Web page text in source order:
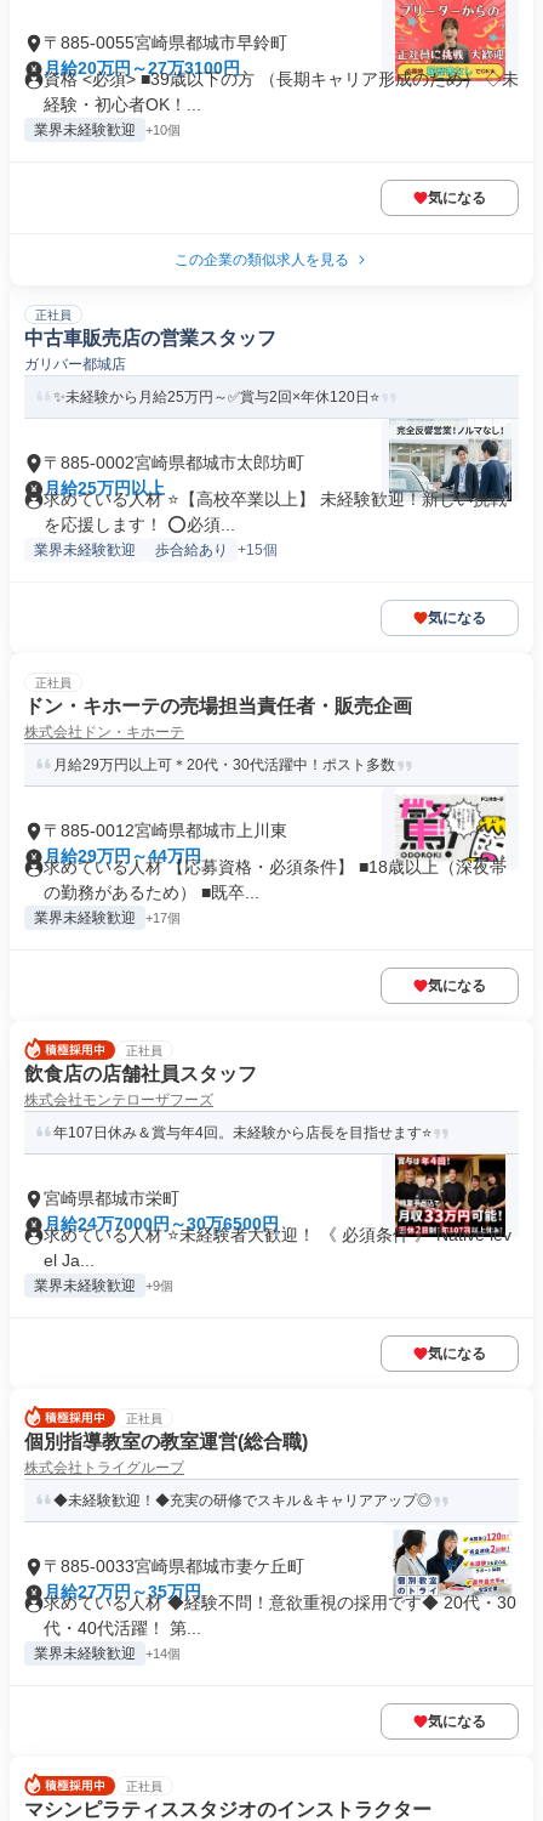
〒885-0055宮崎県都城市早鈴町
月給20万円～27万3100円
資格 <必須> ■39歳以下の方 （長期キャリア形成のため） ◇未
経験・初心者OK！...
業界未経験歓迎 +10個
気になる
この企業の類似求人を見る
正社員
中古車販売店の営業スタッフ
ガリバー都城店
✨️未経験から月給25万円～✅️賞与2回×年休120日⭐
〒885-0002宮崎県都城市太郎坊町
月給25万円以上
求めている人材 ⭐️【高校卒業以上】 未経験歓迎！新しい挑戦
を応援します！ ⭕️必須...
業界未経験歓迎 歩合給あり +15個
気になる
正社員
ドン・キホーテの売場担当責任者・販売企画
株式会社ドン・キホーテ
月給29万円以上可＊20代・30代活躍中！ポスト多数
〒885-0012宮崎県都城市上川東
月給29万円～44万円
求めている人材 【応募資格・必須条件】 ■18歳以上（深夜帯
の勤務があるため） ■既卒...
業界未経験歓迎 +17個
気になる
正社員
飲食店の店舗社員スタッフ
株式会社モンテローザフーズ
年107日休み＆賞与年4回。未経験から店長を目指せます⭐️
宮崎県都城市栄町
月給24万7000円～30万6500円
求めている人材 ⭐未経験者大歓迎！ 《 必須条件 》 Native lev
el Ja...
業界未経験歓迎 +9個
気になる
正社員
個別指導教室の教室運営(総合職)
株式会社トライグループ
◆未経験歓迎！◆充実の研修でスキル＆キャリアアップ◎
〒885-0033宮崎県都城市妻ケ丘町
月給27万円～35万円
求めている人材 ◆経験不問！意欲重視の採用です◆ 20代・30
代・40代活躍！ 第...
業界未経験歓迎 +14個
気になる
正社員
マシンピラティススタジオのインストラクター